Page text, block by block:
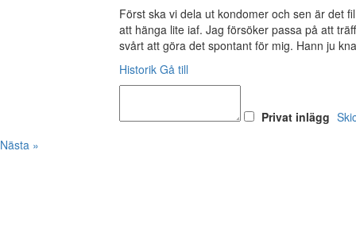
Först ska vi dela ut kondomer och sen är det
att hänga lite iaf. Jag försöker passa på att
svårt att göra det spontant för mig. Hann ju
Historik Gå till
Privat inlägg
Nästa »